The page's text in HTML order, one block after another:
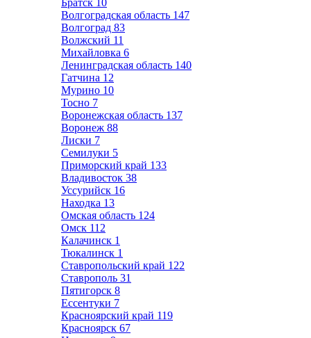
Братск 10
Волгоградская область 147
Волгоград 83
Волжский 11
Михайловка 6
Ленинградская область 140
Гатчина 12
Мурино 10
Тосно 7
Воронежская область 137
Воронеж 88
Лиски 7
Семилуки 5
Приморский край 133
Владивосток 38
Уссурийск 16
Находка 13
Омская область 124
Омск 112
Калачинск 1
Тюкалинск 1
Ставропольский край 122
Ставрополь 31
Пятигорск 8
Ессентуки 7
Красноярский край 119
Красноярск 67